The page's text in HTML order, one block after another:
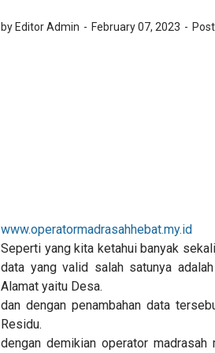
by Editor Admin February 07, 2023
www.operatormadrasahhebat.my.id
Seperti yang kita ketahui banyak
data yang valid salah satunya
Alamat yaitu Desa.
dan dengan penambahan data
Residu.
dengan demikian operator madrasah